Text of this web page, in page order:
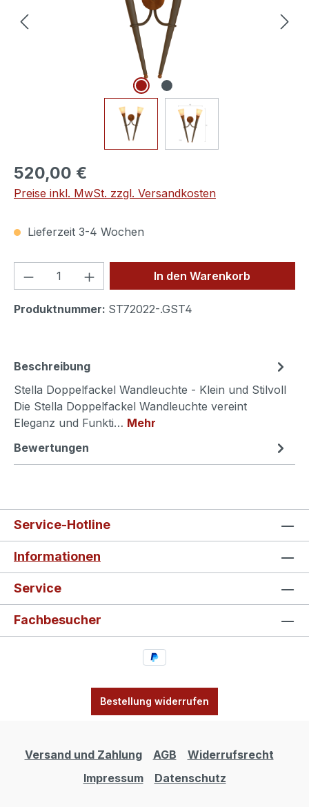
520,00 €
Preise inkl. MwSt. zzgl. Versandkosten
Lieferzeit 3-4 Wochen
Produkt Anzahl: Gib denIn den Warenkorb
Produktnummer: ST72022-.GST4
Beschreibung
Stella Doppelfackel Wandleuchte - Klein und Stilvoll
Die Stella Doppelfackel Wandleuchte vereint
Eleganz und Funkti… Mehr
Bewertungen
Service-Hotline
Informationen
Service
Fachbesucher
Bestellung widerrufen
Versand und Zahlung AGB
Widerrufsrecht
Impressum
Datenschutz